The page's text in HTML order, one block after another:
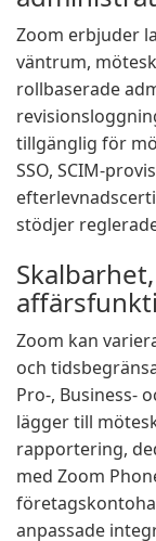
Zoom erbjuder
väntrum,
rollbaserade
tillgänglig för
SSO, SCIM-
stödjer
Zoom kan
och
Pro-, Business-
lägger till
rapportering,
med Zoom
anpassade